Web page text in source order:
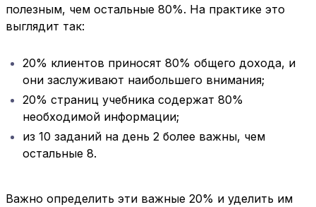
полезным, чем остальные 80%. На практике это
выглядит так:
20% клиентов приносят 80% общего дохода, и
они заслуживают наибольшего внимания;
20% страниц учебника содержат 80%
необходимой информации;
из 10 заданий на день 2 более важны, чем
остальные 8.
Важно определить эти важные 20% и уделить им